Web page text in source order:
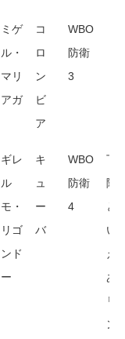
ミゲ
ル・
マリ
アガ
コ
ロ
ン
ビ
ア
WBO
防衛
3
ギレ
ル
モ・
リゴ
ンド
ー
キ
ュ
ー
バ
WBO
防衛
4
下
階
と
い
え
あ
リ
ン